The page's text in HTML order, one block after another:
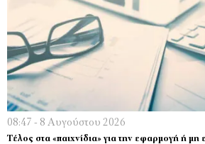
08:47 - 8 Αυγούστου 2026
Τέλος στα «παιχνίδια» για την εφαρμογή ή μη